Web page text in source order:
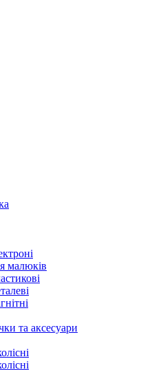
малюків
та аксесуари